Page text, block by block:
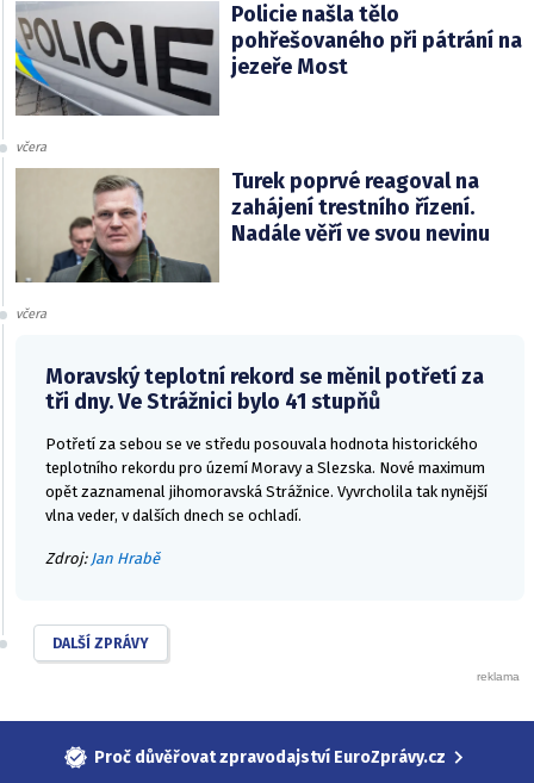
Policie našla tělo
pohřešovaného při pátrání na
jezeře Most
včera
Turek poprvé reagoval na
zahájení trestního řízení.
Nadále věří ve svou nevinu
včera
Moravský teplotní rekord se měnil potřetí za
tři dny. Ve Strážnici bylo 41 stupňů
Potřetí za sebou se ve středu posouvala hodnota historického
teplotního rekordu pro území Moravy a Slezska. Nové maximum
opět zaznamenal jihomoravská Strážnice. Vyvrcholila tak nynější
vlna veder, v dalších dnech se ochladí.
Zdroj: Jan Hrabě
DALŠÍ ZPRÁVY
Proč důvěřovat zpravodajství EuroZprávy.cz